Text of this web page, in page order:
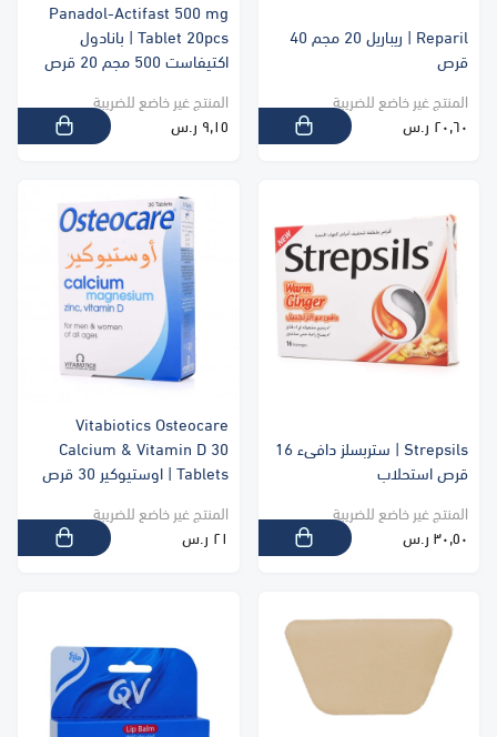
Reparil | ريباريل 20 مجم 40
قرص
المنتج غير خاضع للضريبة
٢٠٫٦٠ ر.س
Panadol-Actifast 500 mg
Tablet 20pcs | بانادول
اكتيفاست 500 مجم 20 قرص
المنتج غير خاضع للضريبة
٩٫١٥ ر.س
Strepsils | ستربسلز دافىء 16
قرص استحلاب
المنتج غير خاضع للضريبة
٣٠٫٥٠ ر.س
Vitabiotics Osteocare
Calcium & Vitamin D 30
Tablets | اوستيوكير 30 قرص
المنتج غير خاضع للضريبة
٢١ ر.س